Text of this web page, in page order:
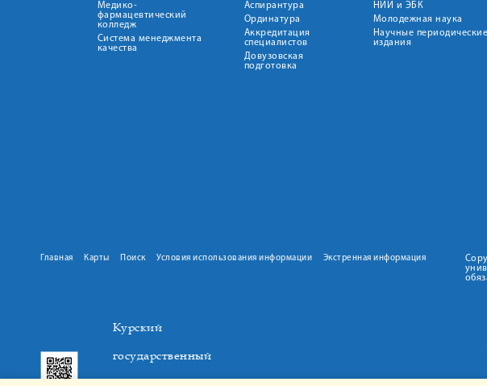
Медико-
фармацевтический
колледж
Система менеджмента
качества
Аспирантура
Ординатура
Аккредитация
специалистов
Довузовская
подготовка
НИИ и ЭБК
Молодежная наука
Научные периодические
издания
Главная Карты Поиск Условия использования информации Экстренная информация
Курский
государственный